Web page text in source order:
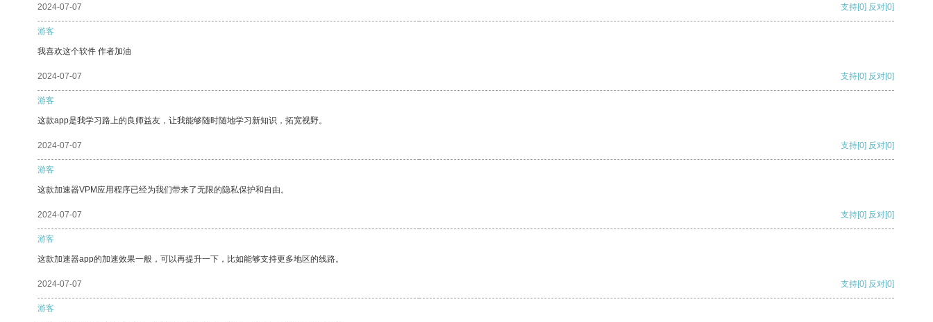
2024-07-07 支持[0] 反对[0]
游客
我喜欢这个软件 作者加油
2024-07-07 支持[0] 反对[0]
游客
这款app是我学习路上的良师益友，让我能够随时随地学习新知识，拓宽视野。
2024-07-07 支持[0] 反对[0]
游客
这款加速器VPM应用程序已经为我们带来了无限的隐私保护和自由。
2024-07-07 支持[0] 反对[0]
游客
这款加速器app的加速效果一般，可以再提升一下，比如能够支持更多地区的线路。
2024-07-07 支持[0] 反对[0]
游客